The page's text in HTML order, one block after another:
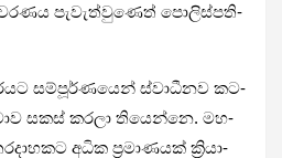
පැවැ­ත්වු­ණෙත් පොලි­ස්ප­ති­
සම්පූ­ර්ණ­යෙන් ස්වාධී­නව කට­
සකස් කරලා තියෙන්නෙ. මහ­
අධික ප්‍රමා­ණ­යක් ක්‍රියා­